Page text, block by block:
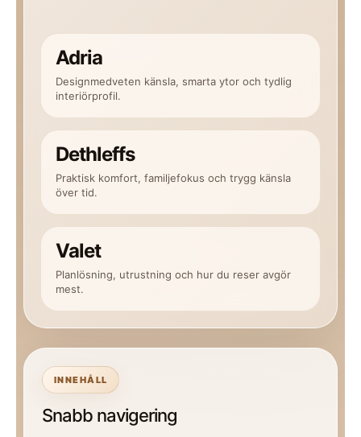
Adria
Designmedveten känsla, smarta ytor och tydlig
interiörprofil.
Dethleffs
Praktisk komfort, familjefokus och trygg känsla
över tid.
Valet
Planlösning, utrustning och hur du reser avgör
mest.
INNEHÅLL
Snabb navigering